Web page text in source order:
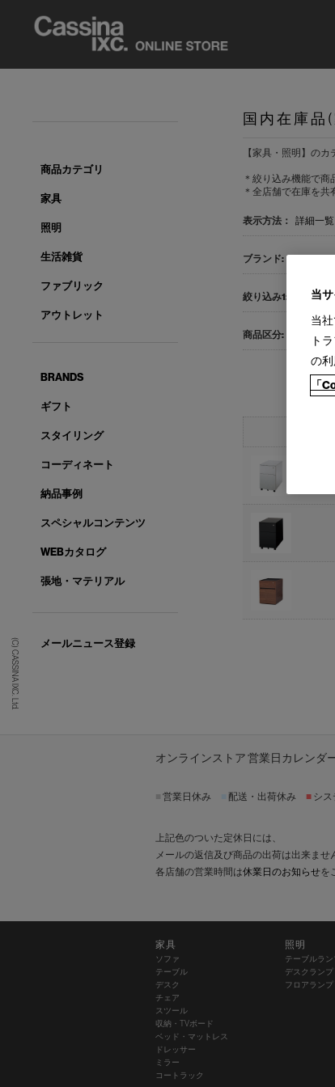
(C) CASSINA IXC. Ltd.
国内在庫品
【家具・照明】の
＊絞り込み機能で商
＊全店舗で在庫を
表示方法： 詳細一覧
すべて
すべて
商品カテゴリ
家具
照明
生活雑貨
ファブリック
アウトレット
BRANDS
ギフト
スタイリング
コーディネート
納品事例
スペシャルコンテンツ
WEBカタログ
張地・マテリアル
メールニュース登録
オンラインストア 営業日カレンダ
営業日休み 配送・出荷休み ■ シス
上記色のついた定休日には、
メールの返信及び商品の出荷は出来ませ
各店舗の営業時間は休業日のお知らせを
家具
ソファ
テーブル
デスク
チェア
スツール
収納・TVボード
ベッド・マットレス
ドレッサー
ミラー
コートラック
照明
テーブルラン
デスクランプ
フロアランプ
当
当
ト
の
「